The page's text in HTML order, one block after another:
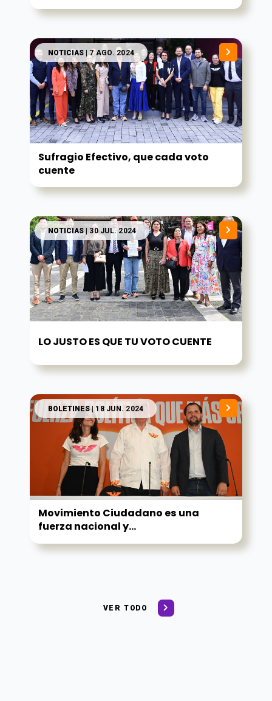
NOTICIAS| 7 AGO. 2024
Sufragio Efectivo, que cada voto
cuente
NOTICIAS| 30 JUL. 2024
LO JUSTO ES QUE TU VOTO CUENTE
BOLETINES| 18 JUN. 2024
Movimiento Ciudadano es una
fuerza nacional y...
VER TODO